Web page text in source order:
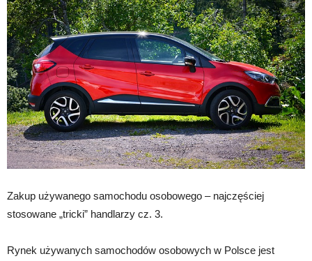
Zakup używanego samochodu osobowego – najczęściej
stosowane „tricki” handlarzy cz. 3.
Rynek używanych samochodów osobowych w Polsce jest